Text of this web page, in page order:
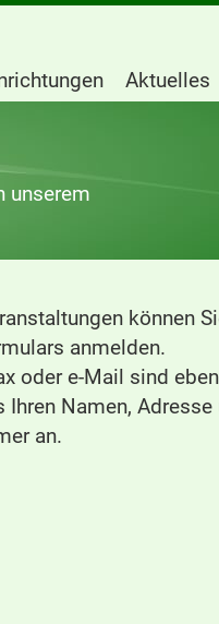
Aktuelles
unserem
können
anmelden.
oder e-Mail sind
Ihren Namen, Adresse
an.